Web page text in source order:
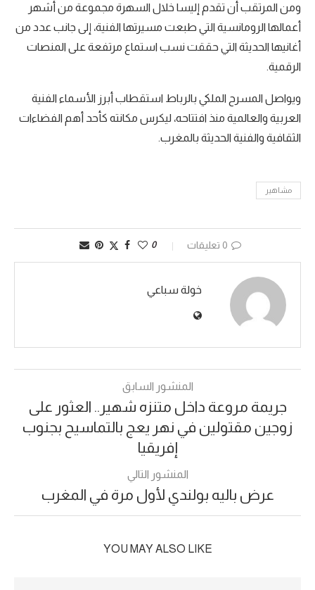
ومن المرتقب أن تقدم إليسا خلال السهرة مجموعة من أشهر
أعمالها الرومانسية التي طبعت مسيرتها الفنية، إلى جانب عدد من
أغانيها الحديثة التي حققت نسب استماع مرتفعة على المنصات
الرقمية.
ويواصل المسرح الملكي بالرباط استقطاب أبرز الأسماء الفنية
العربية والعالمية منذ افتتاحه، ليكرس مكانته كأحد أهم الفضاءات
الثقافية والفنية الحديثة بالمغرب.
مشاهير
0 تعليقات 0
خولة سباعي
المنشور السابق
جريمة مروعة داخل متنزه شهير.. العثور على
زوجين مقتولين في نهر يعج بالتماسيح بجنوب
إفريقيا
المنشور التالي
عرض باليه بولندي لأول مرة في المغرب
YOU MAY ALSO LIKE